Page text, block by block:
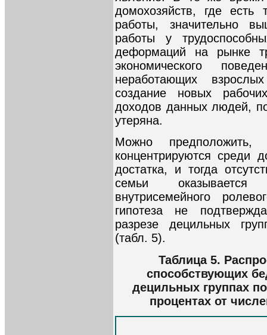
домохозяйств, где
работы, значительно
работы у
деформаций на рынке
экономического
неработающих
создание новых
доходов данных людей,
утеряна.
Можно предположить,
концентрируются среди
достатка, и тогда
семьи оказывается
внутрисемейного
гипотеза не
разрезе децильных
(табл. 5).
Таблица 5.
способствующих
децильных группах
процентах от